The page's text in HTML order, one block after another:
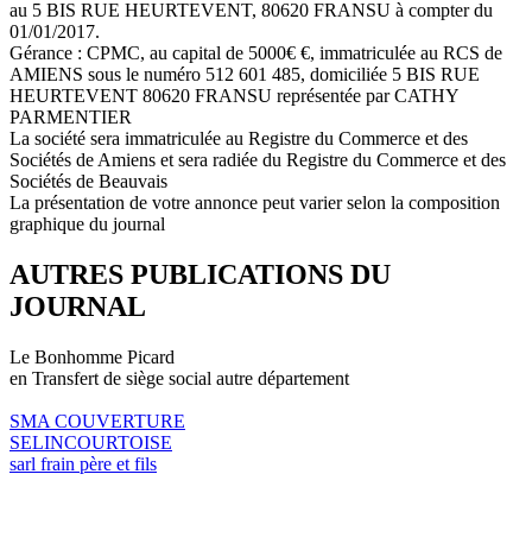
au 5 BIS RUE HEURTEVENT, 80620 FRANSU à compter du
01/01/2017.
Gérance : CPMC, au capital de 5000€ €, immatriculée au RCS de
AMIENS sous le numéro 512 601 485, domiciliée 5 BIS RUE
HEURTEVENT 80620 FRANSU représentée par CATHY
PARMENTIER
La société sera immatriculée au Registre du Commerce et des
Sociétés de Amiens et sera radiée du Registre du Commerce et des
Sociétés de Beauvais
La présentation de votre annonce peut varier selon la composition
graphique du journal
AUTRES PUBLICATIONS DU
JOURNAL
Le Bonhomme Picard
en Transfert de siège social autre département
SMA COUVERTURE
SELINCOURTOISE
sarl frain père et fils